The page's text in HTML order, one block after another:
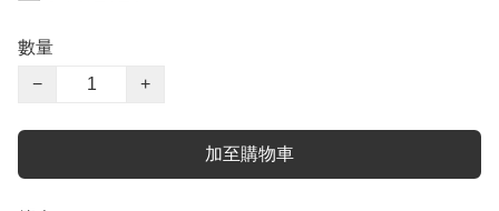
數量
−
+
加至購物車